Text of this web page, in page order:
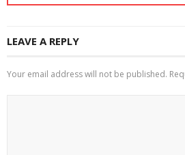
LEAVE A REPLY
Your email address will not be published.